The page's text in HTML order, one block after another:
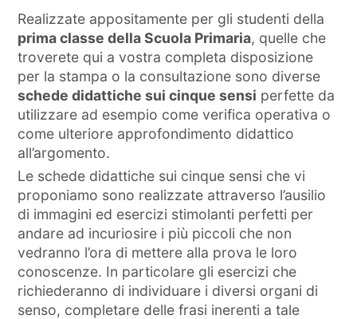
Realizzate appositamente per gli studenti della
prima classe della Scuola Primaria, quelle che
troverete qui a vostra completa disposizione
per la stampa o la consultazione sono diverse
schede didattiche sui cinque sensi perfette da
utilizzare ad esempio come verifica operativa o
come ulteriore approfondimento didattico
all’argomento.
Le schede didattiche sui cinque sensi che vi
proponiamo sono realizzate attraverso l’ausilio
di immagini ed esercizi stimolanti perfetti per
andare ad incuriosire i più piccoli che non
vedranno l’ora di mettere alla prova le loro
conoscenze. In particolare gli esercizi che
richiederanno di individuare i diversi organi di
senso, completare delle frasi inerenti a tale